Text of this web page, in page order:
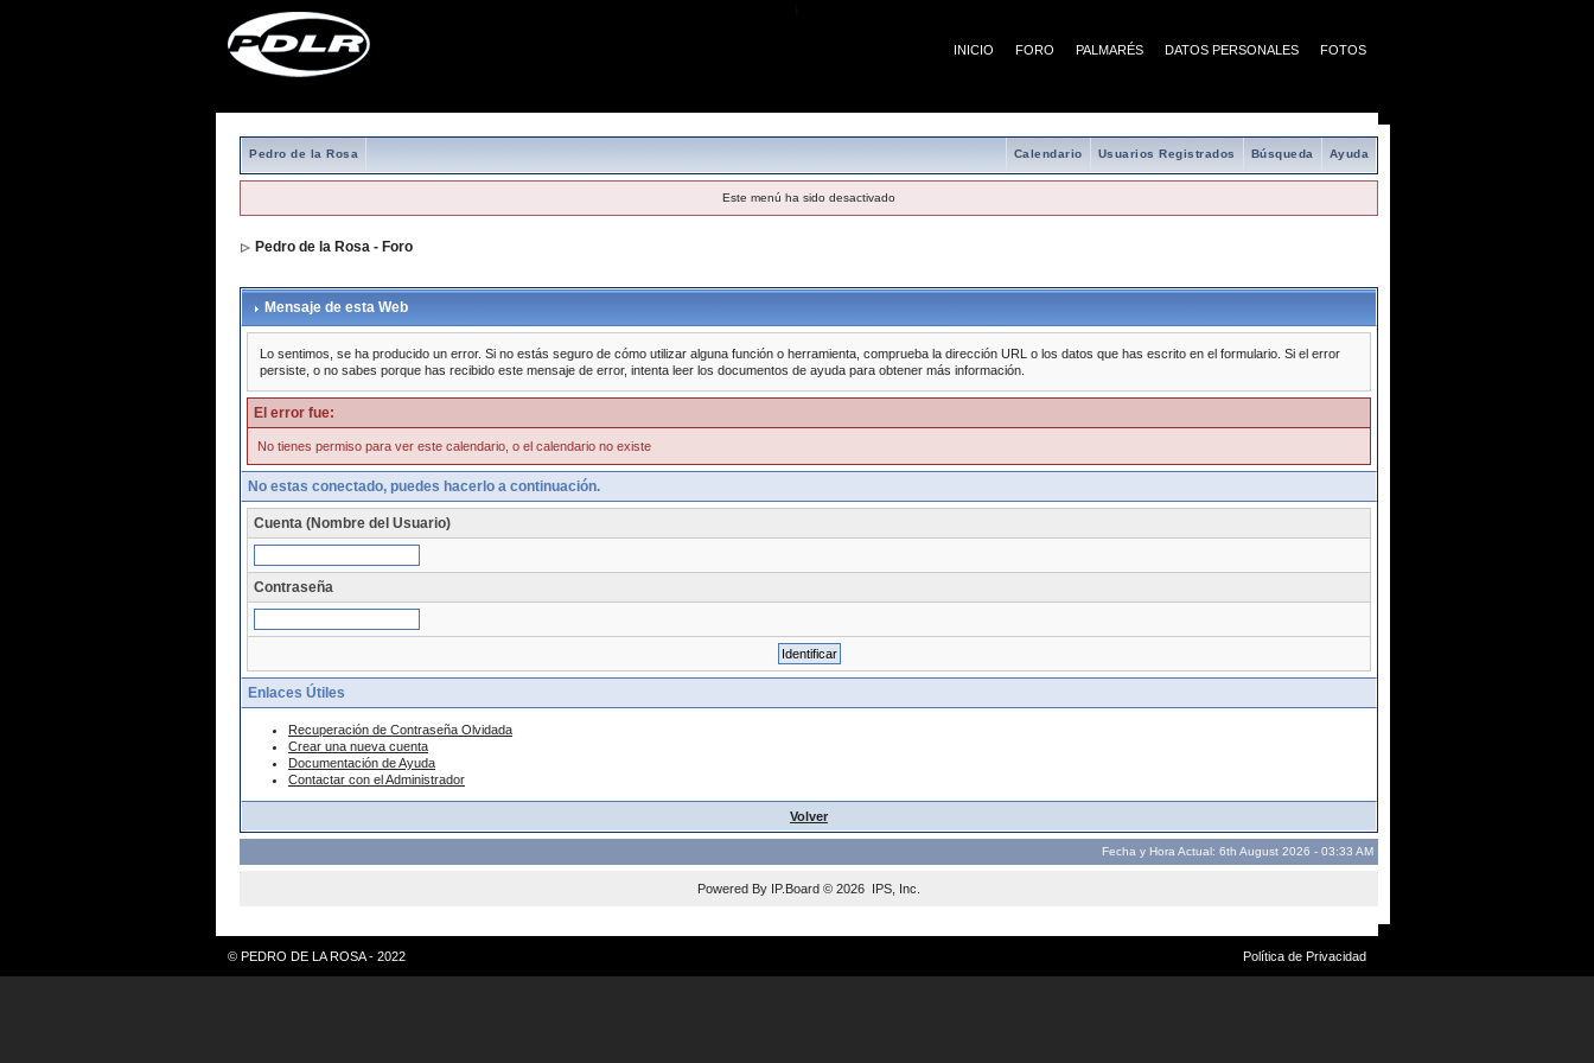
INICIO FORO PALMARÉS DATOS PERSONALES FOTOS
Pedro de la Rosa Ayuda
Búsqueda
Usuarios Registrados
Calendario
Este menú ha sido desactivado
Pedro de la Rosa - Foro
Mensaje de esta Web
Lo sentimos, se ha producido un error. Si no estás seguro de cómo utilizar alguna función o herramienta, comprueba la dirección URL o los datos que has escrito en el formulario. Si el error
persiste, o no sabes porque has recibido este mensaje de error, intenta leer los documentos de ayuda para obtener más información.
El error fue:
No tienes permiso para ver este calendario, o el calendario no existe
No estas conectado, puedes hacerlo a continuación.
Cuenta (Nombre del Usuario)
Contraseña
Enlaces Útiles
Recuperación de Contraseña Olvidada
Crear una nueva cuenta
Documentación de Ayuda
Contactar con el Administrador
Volver
Fecha y Hora Actual: 6th August 2026 - 03:33 AM
Powered By IP.Board © 2026 IPS, Inc
© PEDRO DE LA ROSA - 2022 Política de Privacidad